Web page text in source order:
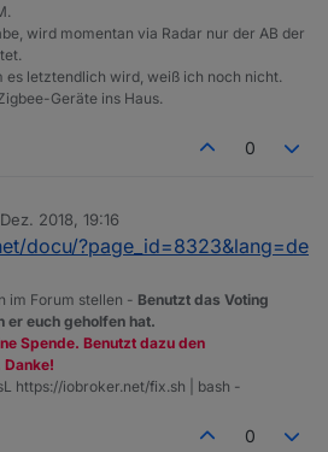
wird momentan via Radar nur der AB der
letztendlich wird, weiß ich noch nicht.
Geräte ins Haus.
0
2018, 19:16
von
docu/?page_id=8323&lang=de
im Forum stellen - Benutzt das Voting
er euch geholfen hat.
Spende. Benutzt dazu den
https://iobroker.net/fix.sh | bash -
0